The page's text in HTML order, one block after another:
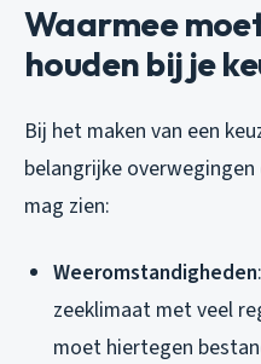
Waarmee
houden bij je
Bij het maken van een
belangrijke
mag zien:
Weeromstandigheden
zeeklimaat met veel
moet hiertegen